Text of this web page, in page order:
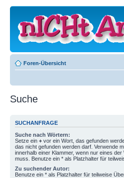
Foren-Übersicht
Suche
SUCHANFRAGE
Suche nach Wörtern:
Setze ein + vor ein Wort, das gefunden
das nicht gefunden werden darf. Verwende
innerhalb einer Klammer, wenn nur eines
muss. Benutze ein * als Platzhalter für
Zu suchender Autor:
Benutze ein * als Platzhalter für teilweise